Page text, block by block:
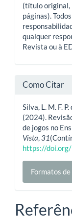
(título original,
páginas).
qualquer
Revista ou à
Como Citar
Silva, L. M. F.
(2024).
de jogos no
Vista,31
https://
Formatos